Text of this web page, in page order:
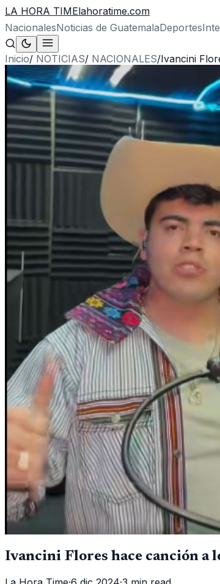
LA HORA TIMElahoratime.com
NacionalesNoticias de GuatemalaDeportes
Inicio/ NOTICIAS/ NACIONALES/Ivancini
Ivancini Flores hace canción a